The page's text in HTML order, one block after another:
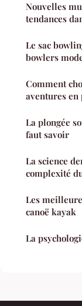
Nouvelles
tendances
Le sac
bowlers
Comment
aventures
La plongée
faut savoir
La science
complexité
Les
canoë kayak
La